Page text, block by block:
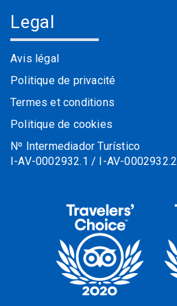
Legal
Avis légal
Politique de privacité
Termes et conditions
Politique de cookies
Nº Intermediador Turístico
I-AV-0002932.1 / I-AV-0002932.2